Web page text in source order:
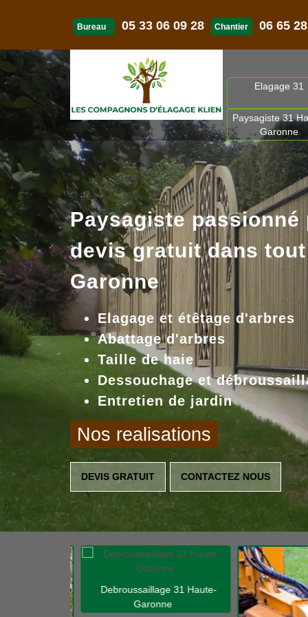
Bureau 05 33 06 09 28 Chantier 06 65
Elagage 31
Paysagiste 31
Garonne
Paysagiste passionné
devis gratuit dans tout
Garonne
Elagage et étêtage d'arbres
Abattage d'arbres
Taille de haie
Dessouchage et
Entretien de jardin
Nos realisations
DEVIS GRATUIT CONTACTEZ NOUS
Debroussaillage 31 Haute-
Garonne